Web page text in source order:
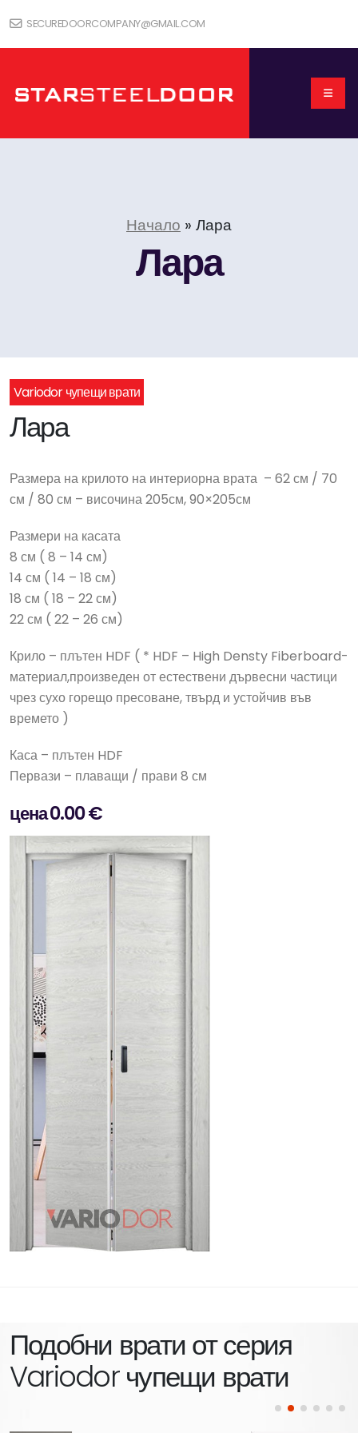
SECUREDOORCOMPANY@GMAIL.COM
Начало » Лара
Лара
Variodor чупещи врати
Лара
Размера на крилото на интериорна врата – 62 см / 70
см / 80 см – височина 205см, 90×205см
Размери на касата
8 см ( 8 – 14 см)
14 см ( 14 – 18 см)
18 см ( 18 – 22 см)
22 см ( 22 – 26 см)
Крило – плътен HDF ( * HDF – High Densty Fiberboard-
материал,произведен от естествени дървесни частици
чрез сухо горещо пресоване, твърд и устойчив във
времето )
Каса – плътен HDF
Первази – плаващи / прави 8 см
цена 0.00 €
Подобни врати от серия
Variodor чупещи врати